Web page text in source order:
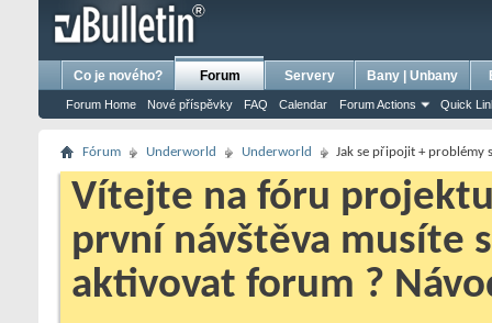
Co je nového? Forum
Forum Home Nové příspěvky FAQ Calendar Forum Actions Quick
Servery Bany | Unbany
Fórum Underworld Underworld Jak se připojit + problémy
Vítejte na fóru projektu
první návštěva musíte
aktivovat forum ?